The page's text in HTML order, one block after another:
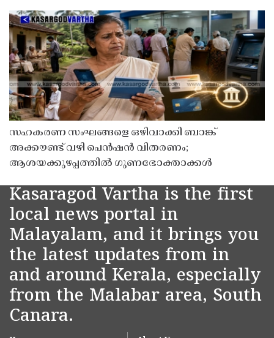
സഹകരണ സംഘങ്ങളെ ഒഴിവാക്കി ബാങ്ക്
അക്കൗണ്ട് വഴി പെൻഷൻ വിതരണം;
ആശയക്കുഴപ്പത്തിൽ ഗുണഭോക്താക്കൾ
Kasaragod Vartha is the first
local news portal in
Malayalam, and it brings you
the latest updates from in
and around Kerala, especially
from the Malabar area, South
Canara.